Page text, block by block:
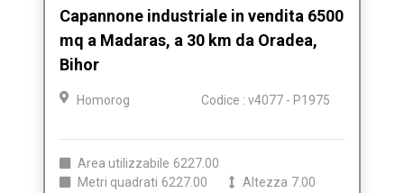
Capannone industriale in vendita 6500
mq a Madaras, a 30 km da Oradea,
Bihor
Homorog Codice : v4077 - P1975
Area utilizzabile 6227.00
Metri quadrati 6227.00 Altezza 7.00